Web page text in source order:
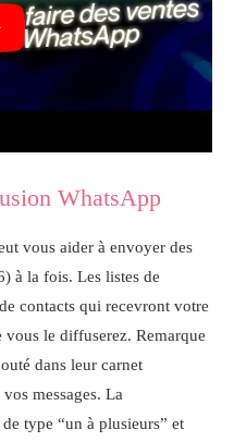
WhatsApp
vous aider à envoyer des
à la fois. Les listes de
contacts qui recevront votre
vous le diffuserez. Remarque
dans leur carnet
messages. La
type “un à plusieurs” et